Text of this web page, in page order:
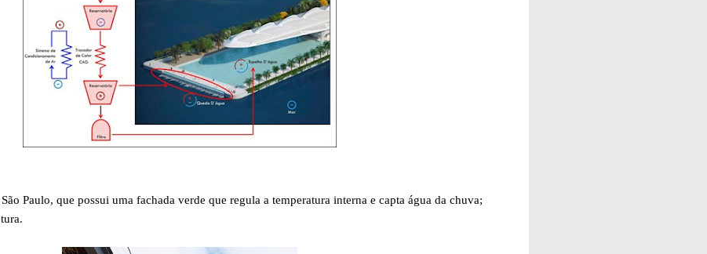
Paulo, que possui uma fachada verde que regula a temperatura interna e capta água da chuva;